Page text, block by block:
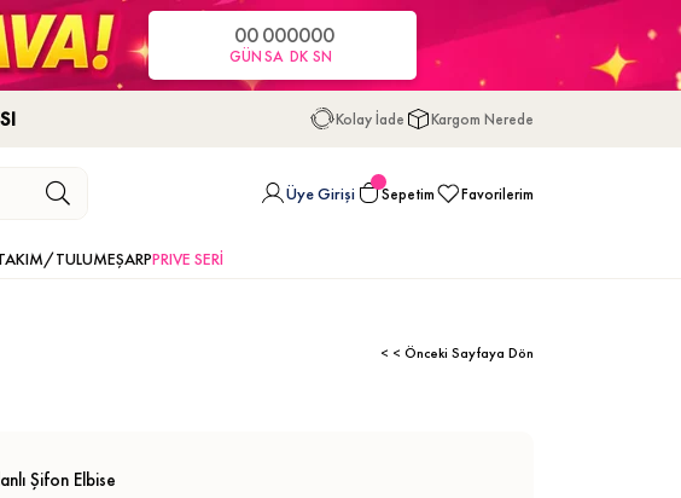
00
GÜN
00
SA
00
DK
00
SN
Kolay İade Kargom Nerede
Üye Girişi Sepetim Favorilerim
TULUMEŞARPPRIVE SERİ
< < Önceki Sayfaya Dön
Şifon Elbise